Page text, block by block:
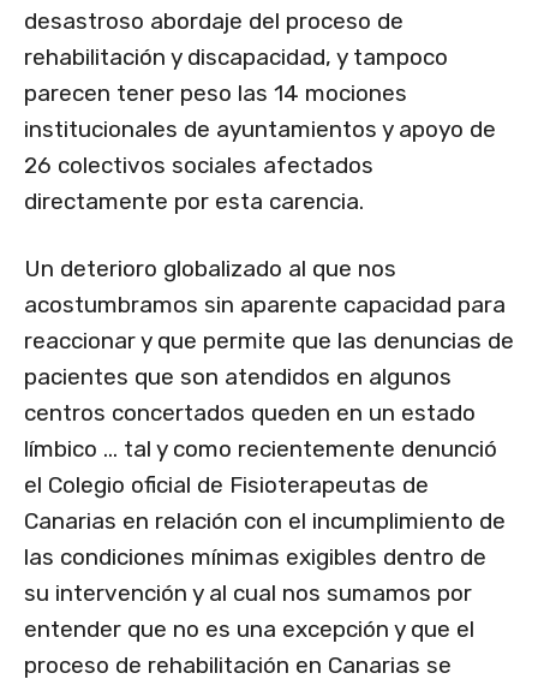
desastroso abordaje del proceso de
rehabilitación y discapacidad, y tampoco
parecen tener peso las 14 mociones
institucionales de ayuntamientos y apoyo de
26 colectivos sociales afectados
directamente por esta carencia.
Un deterioro globalizado al que nos
acostumbramos sin aparente capacidad para
reaccionar y que permite que las denuncias de
pacientes que son atendidos en algunos
centros concertados queden en un estado
límbico … tal y como recientemente denunció
el Colegio oficial de Fisioterapeutas de
Canarias en relación con el incumplimiento de
las condiciones mínimas exigibles dentro de
su intervención y al cual nos sumamos por
entender que no es una excepción y que el
proceso de rehabilitación en Canarias se